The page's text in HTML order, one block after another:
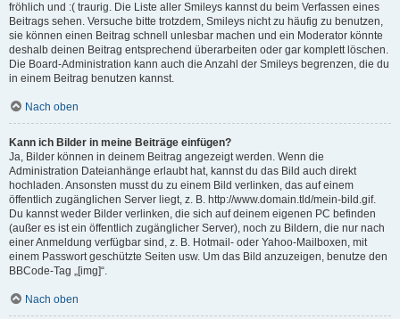
fröhlich und :( traurig. Die Liste aller Smileys kannst du beim Verfassen eines
Beitrags sehen. Versuche bitte trotzdem, Smileys nicht zu häufig zu benutzen,
sie können einen Beitrag schnell unlesbar machen und ein Moderator könnte
deshalb deinen Beitrag entsprechend überarbeiten oder gar komplett löschen.
Die Board-Administration kann auch die Anzahl der Smileys begrenzen, die du
in einem Beitrag benutzen kannst.
Nach oben
Kann ich Bilder in meine Beiträge einfügen?
Ja, Bilder können in deinem Beitrag angezeigt werden. Wenn die
Administration Dateianhänge erlaubt hat, kannst du das Bild auch direkt
hochladen. Ansonsten musst du zu einem Bild verlinken, das auf einem
öffentlich zugänglichen Server liegt, z. B. http://www.domain.tld/mein-bild.gif.
Du kannst weder Bilder verlinken, die sich auf deinem eigenen PC befinden
(außer es ist ein öffentlich zugänglicher Server), noch zu Bildern, die nur nach
einer Anmeldung verfügbar sind, z. B. Hotmail- oder Yahoo-Mailboxen, mit
einem Passwort geschützte Seiten usw. Um das Bild anzuzeigen, benutze den
BBCode-Tag „[img]“.
Nach oben